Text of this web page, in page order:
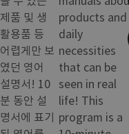
제품 및 생
활용품 등
어렵게만 보
였던 영어
설명서! 10
분 동안 설
명서에 표기
products and
daily
necessities
that can be
seen in real
life! This
program is a